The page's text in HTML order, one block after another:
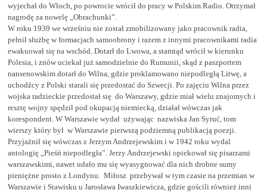
wyjechał do Włoch, po powrocie wrócił do pracy w Polskim Radio. Otrzymał
nagrodę za nowelę „Obrachunki”.
W roku 1939 we wrześniu nie został zmobilizowany jako pracownik radia,
pełnił służbę w formacjach samoobrony i razem z innymi pracownikami radia
ewakuował się na wschód. Dotarł do Lwowa, a stamtąd wrócił w kierunku
Polesia, i znów uciekał już samodzielnie do Rumunii, skąd z paszportem
nansenowskim dotarł do Wilna, gdzie proklamowano niepodległą Litwę, a
uchodźcy z Polski starali się przedostać do Szwecji. Po zajęciu Wilna przez
wojska radzieckie przedostał się do Warszawy, gdzie miał wielu znajomych i
resztę wojny spędził pod okupacją niemiecką, działał wówczas jak
korespondent. W Warszawie wydał używając nazwiska Jan Syruć, tom
wierszy który był w Warszawie pierwszą podziemną publikacją poezji.
Przyjaźnił się wówczas z Jerzym Andrzejewskim i w 1942 roku wydal
antologię „Pieśń niepodległa”. Jerzy Andrzejewski opiekował się pisarzami
warszawskimi, nawet udało mu się wyasygnować dla nich drobne sumy
pieniężne prosto z Londynu. Miłosz przebywał w tym czasie na przemian w
Warszawie i Stawisku u Jarosława Iwaszkiewicza, gdzie gościli również inni